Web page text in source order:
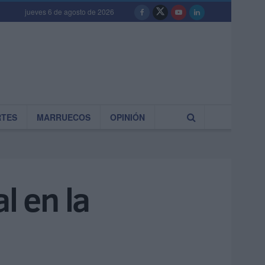
jueves 6 de agosto de 2026
MARRUECOS OPINIÓN
en la